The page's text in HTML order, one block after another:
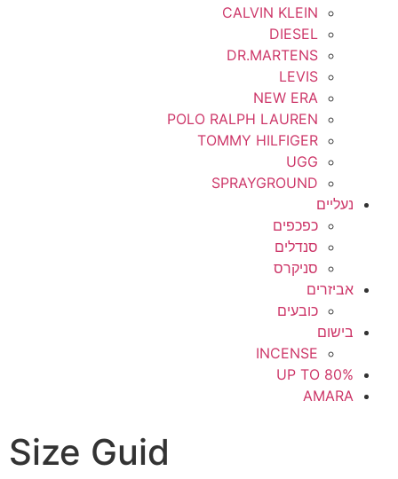
CALVIN KLEIN
DIESEL
DR.MARTENS
LEVIS
NEW ERA
POLO RALPH LAUREN
TOMMY HILFIGER
UGG
SPRAYGROUND
נעליים
כפכפים
סנדלים
סניקרס
אביזרים
כובעים
בישום
INCENSE
UP TO 80%
AMARA
Size Guid